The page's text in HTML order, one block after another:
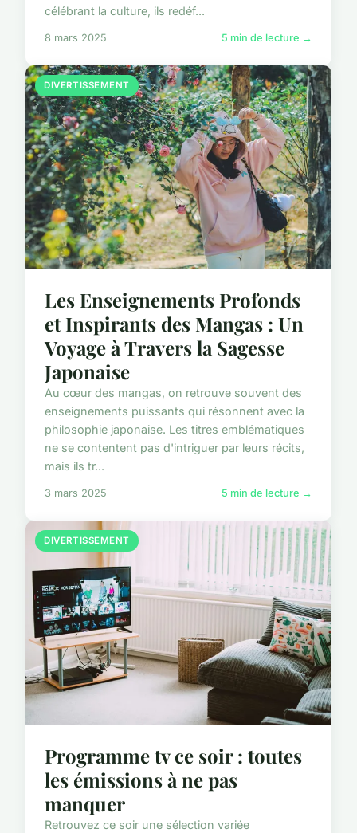
célébrant la culture, ils redéf...
8 mars 2025 5 min de lecture →
DIVERTISSEMENT
Les Enseignements Profonds
et Inspirants des Mangas : Un
Voyage à Travers la Sagesse
Japonaise
Au cœur des mangas, on retrouve souvent des
enseignements puissants qui résonnent avec la
philosophie japonaise. Les titres emblématiques
ne se contentent pas d'intriguer par leurs récits,
mais ils tr...
3 mars 2025 5 min de lecture →
DIVERTISSEMENT
Programme tv ce soir : toutes
les émissions à ne pas
manquer
Retrouvez ce soir une sélection variée